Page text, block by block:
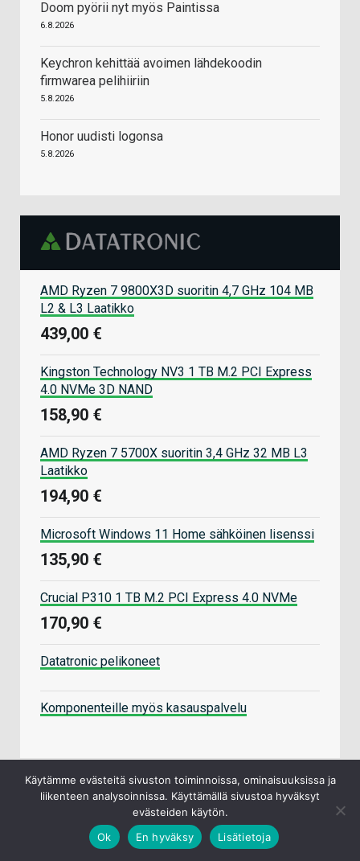
Doom pyörii nyt myös Paintissa
6.8.2026
Keychron kehittää avoimen lähdekoodin
firmwarea pelihiiriin
5.8.2026
Honor uudisti logonsa
5.8.2026
AMD Ryzen 7 9800X3D suoritin 4,7 GHz 104 MB
L2 & L3 Laatikko
439,00 €
Kingston Technology NV3 1 TB M.2 PCI Express
4.0 NVMe 3D NAND
158,90 €
AMD Ryzen 7 5700X suoritin 3,4 GHz 32 MB L3
Laatikko
194,90 €
Microsoft Windows 11 Home sähköinen lisenssi
135,90 €
Crucial P310 1 TB M.2 PCI Express 4.0 NVMe
170,90 €
Datatronic pelikoneet
Komponenteille myös kasauspalvelu
VIDEOT
Käytämme evästeitä sivuston toiminnoissa, ominaisuuksissa ja
liikenteen analysoinnissa. Käyttämällä sivustoa hyväksyt
evästeiden käytön.
Ok
En hyväksy Lisätietoja